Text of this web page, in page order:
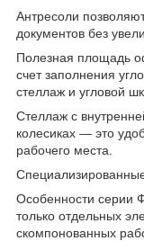
Антресоли
документов без
Полезная площадь
счет заполнения
стеллаж и угловой
Стеллаж с
колесиках — это
рабочего места.
Особенности серии
только отдельных
скомпонованных